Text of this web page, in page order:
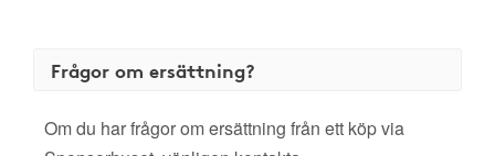
Frågor om ersättning?
Om du har frågor om ersättning från ett köp via